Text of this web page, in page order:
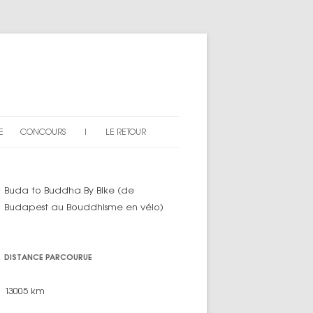
CONCOURS
ARTICLES « CONCOURS »
| LE RETOUR
Buda to Buddha By Bike (de
Budapest au Bouddhisme en vélo)
DISTANCE PARCOURUE
13005 km